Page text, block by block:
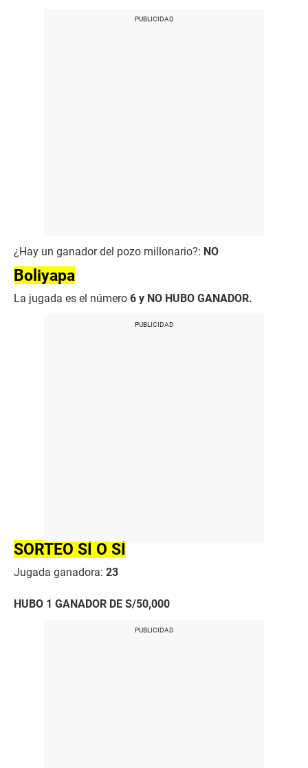
¿Hay un ganador del pozo millonario?: NO
Boliyapa
La jugada es el número 6 y NO HUBO GANADOR.
SORTEO SÍ O SÍ
Jugada ganadora: 23
HUBO 1 GANADOR DE S/50,000